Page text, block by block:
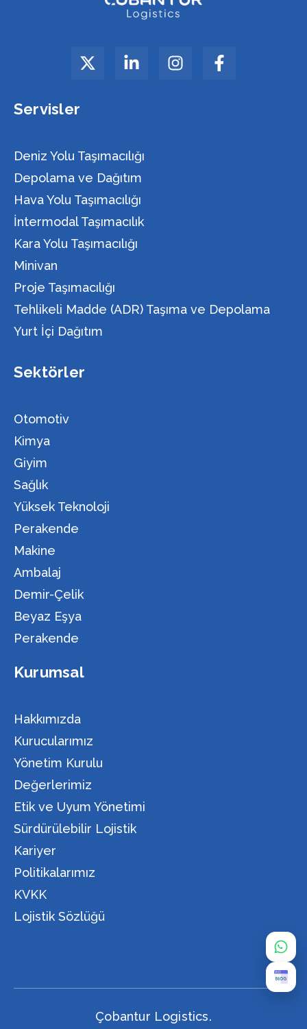
Servisler
Deniz Yolu Taşımacılığı
Depolama ve Dağıtım
Hava Yolu Taşımacılığı
İntermodal Taşımacılık
Kara Yolu Taşımacılığı
Minivan
Proje Taşımacılığı
Tehlikeli Madde (ADR) Taşıma ve Depolama
Yurt İçi Dağıtım
Sektörler
Otomotiv
Kimya
Giyim
Sağlık
Yüksek Teknoloji
Perakende
Makine
Ambalaj
Demir-Çelik
Beyaz Eşya
Perakende
Kurumsal
Hakkımızda
Kurucularımız
Yönetim Kurulu
Değerlerimiz
Etik ve Uyum Yönetimi
Sürdürülebilir Lojistik
Kariyer
Politikalarımız
KVKK
Lojistik Sözlüğü
Çobantur Logistics.